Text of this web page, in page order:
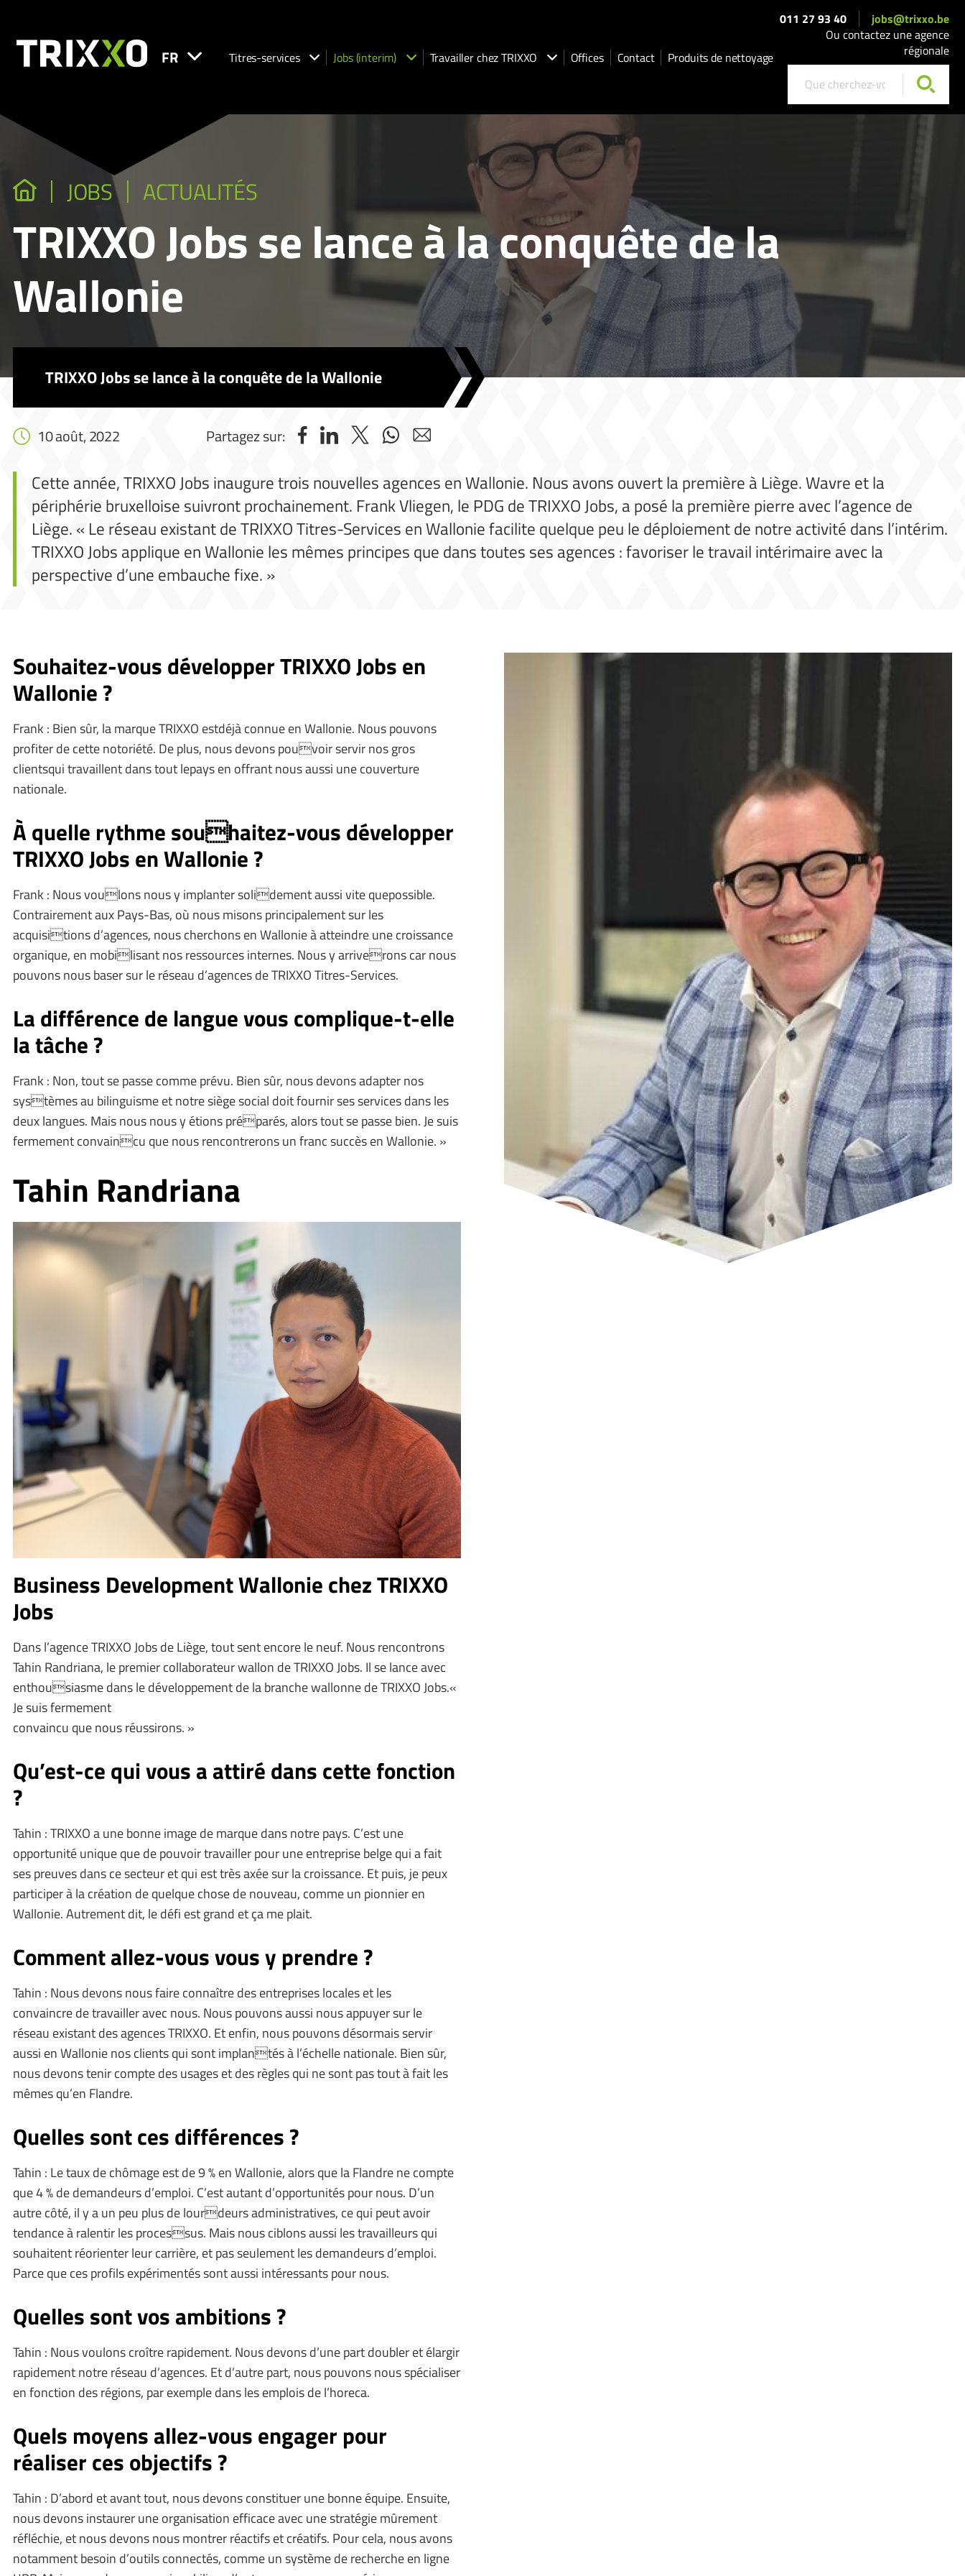
FR Titres-services Jobs (interim) Travailler chez TRIXXO Offices Contact Produits de nettoyage
011 27 93 40
jobs@trixxo.be
Ou contactez une agence
régionale
JOBS ACTUALITÉS
TRIXXO Jobs se lance à la conquête de la
Wallonie
TRIXXO Jobs se lance à la conquête de la Wallonie
10 août, 2022 Partagez sur:
Cette année, TRIXXO Jobs inaugure trois nouvelles agences en Wallonie. Nous avons ouvert la première à Liège. Wavre et la
périphérie bruxelloise suivront prochainement. Frank Vliegen, le PDG de TRIXXO Jobs, a posé la première pierre avec l’agence de
Liège. « Le réseau existant de TRIXXO Titres-Services en Wallonie facilite quelque peu le déploiement de notre activité dans l’intérim.
TRIXXO Jobs applique en Wallonie les mêmes principes que dans toutes ses agences : favoriser le travail intérimaire avec la
perspective d’une embauche fixe. »
Souhaitez-vous développer TRIXXO Jobs en
Wallonie ?
Frank : Bien sûr, la marque TRIXXO estdéjà connue en Wallonie. Nous pouvons
profiter de cette notoriété. De plus, nous devons pouvoir servir nos gros
clientsqui travaillent dans tout lepays en offrant nous aussi une couverture
nationale.
À quelle rythme souhaitez-vous développer
TRIXXO Jobs en Wallonie ?
Frank : Nous voulons nous y implanter solidement aussi vite quepossible.
Contrairement aux Pays-Bas, où nous misons principalement sur les
acquisitions d’agences, nous cherchons en Wallonie à atteindre une croissance
organique, en mobilisant nos ressources internes. Nous y arriverons car nous
pouvons nous baser sur le réseau d’agences de TRIXXO Titres-Services.
La différence de langue vous complique-t-elle
la tâche ?
Frank : Non, tout se passe comme prévu. Bien sûr, nous devons adapter nos
systèmes au bilinguisme et notre siège social doit fournir ses services dans les
deux langues. Mais nous nous y étions préparés, alors tout se passe bien. Je suis
fermement convaincu que nous rencontrerons un franc succès en Wallonie. »
Tahin Randriana
Business Development Wallonie chez TRIXXO
Jobs
Dans l’agence TRIXXO Jobs de Liège, tout sent encore le neuf. Nous rencontrons
Tahin Randriana, le premier collaborateur wallon de TRIXXO Jobs. Il se lance avec
enthousiasme dans le développement de la branche wallonne de TRIXXO Jobs.«
Je suis fermement
convaincu que nous réussirons. »
Qu’est-ce qui vous a attiré dans cette fonction
?
Tahin : TRIXXO a une bonne image de marque dans notre pays. C’est une
opportunité unique que de pouvoir travailler pour une entreprise belge qui a fait
ses preuves dans ce secteur et qui est très axée sur la croissance. Et puis, je peux
participer à la création de quelque chose de nouveau, comme un pionnier en
Wallonie. Autrement dit, le défi est grand et ça me plait.
Comment allez-vous vous y prendre ?
Tahin : Nous devons nous faire connaître des entreprises locales et les
convaincre de travailler avec nous. Nous pouvons aussi nous appuyer sur le
réseau existant des agences TRIXXO. Et enfin, nous pouvons désormais servir
aussi en Wallonie nos clients qui sont implantés à l’échelle nationale. Bien sûr,
nous devons tenir compte des usages et des règles qui ne sont pas tout à fait les
mêmes qu’en Flandre.
Quelles sont ces différences ?
Tahin : Le taux de chômage est de 9 % en Wallonie, alors que la Flandre ne compte
que 4 % de demandeurs d’emploi. C’est autant d’opportunités pour nous. D’un
autre côté, il y a un peu plus de lourdeurs administratives, ce qui peut avoir
tendance à ralentir les processus. Mais nous ciblons aussi les travailleurs qui
souhaitent réorienter leur carrière, et pas seulement les demandeurs d’emploi.
Parce que ces profils expérimentés sont aussi intéressants pour nous.
Quelles sont vos ambitions ?
Tahin : Nous voulons croître rapidement. Nous devons d’une part doubler et élargir
rapidement notre réseau d’agences. Et d’autre part, nous pouvons nous spécialiser
en fonction des régions, par exemple dans les emplois de l’horeca.
Quels moyens allez-vous engager pour
réaliser ces objectifs ?
Tahin : D’abord et avant tout, nous devons constituer une bonne équipe. Ensuite,
nous devons instaurer une organisation efficace avec une stratégie mûrement
réfléchie, et nous devons nous montrer réactifs et créatifs. Pour cela, nous avons
notamment besoin d’outils connectés, comme un système de recherche en ligne